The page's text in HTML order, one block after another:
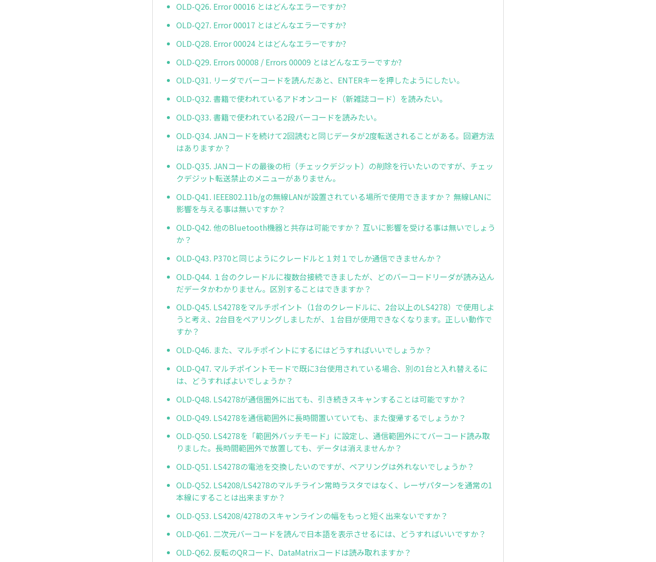
OLD-Q26. Error 00016 とはどんなエラーですか?
OLD-Q27. Error 00017 とはどんなエラーですか?
OLD-Q28. Error 00024 とはどんなエラーですか?
OLD-Q29. Errors 00008 / Errors 00009 とはどんなエラーですか?
OLD-Q31. リーダでバーコードを読んだあと、ENTERキーを押したようにしたい。
OLD-Q32. 書籍で使われているアドオンコード（新雑誌コード）を読みたい。
OLD-Q33. 書籍で使われている2段バーコードを読みたい。
OLD-Q34. JANコードを続けて2回読むと同じデータが2度転送されることがある。回避方法
はありますか？
OLD-Q35. JANコードの最後の桁（チェックデジット）の削除を行いたいのですが、チェッ
クデジット転送禁止のメニューがありません。
OLD-Q41. IEEE802.11b/gの無線LANが設置されている場所で使用できますか？ 無線LANに
影響を与える事は無いですか？
OLD-Q42. 他のBluetooth機器と共存は可能ですか？ 互いに影響を受ける事は無いでしょう
か？
OLD-Q43. P370と同じようにクレードルと１対１でしか通信できませんか？
OLD-Q44. １台のクレードルに複数台接続できましたが、どのバーコードリーダが読み込ん
だデータかわかりません。区別することはできますか？
OLD-Q45. LS4278をマルチポイント（1台のクレードルに、2台以上のLS4278）で使用しよ
うと考え、2台目をペアリングしましたが、１台目が使用できなくなります。正しい動作で
すか？
OLD-Q46. また、マルチポイントにするにはどうすればいいでしょうか？
OLD-Q47. マルチポイントモードで既に3台使用されている場合、別の1台と入れ替えるに
は、どうすればよいでしょうか？
OLD-Q48. LS4278が通信圏外に出ても、引き続きスキャンすることは可能ですか？
OLD-Q49. LS4278を通信範囲外に長時間置いていても、また復帰するでしょうか？
OLD-Q50. LS4278を「範囲外バッチモード」に設定し、通信範囲外にてバーコード読み取
りました。長時間範囲外で放置しても、データは消えませんか？
OLD-Q51. LS4278の電池を交換したいのですが、ペアリングは外れないでしょうか？
OLD-Q52. LS4208/LS4278のマルチライン常時ラスタではなく、レーザパターンを通常の1
本線にすることは出来ますか？
OLD-Q53. LS4208/4278のスキャンラインの幅をもっと短く出来ないですか？
OLD-Q61. 二次元バーコードを読んで日本語を表示させるには、どうすればいいですか？
OLD-Q62. 反転のQRコード、DataMatrixコードは読み取れますか？